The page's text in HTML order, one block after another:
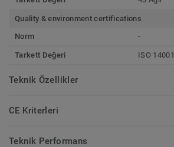
Quality & environment certifications
Norm
-
Tarkett Değeri ISO 14001
Teknik Özellikler
CE Kriterleri
Teknik Performans